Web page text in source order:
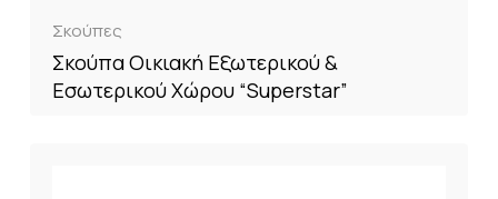
Σκούπες
Σκούπα Οικιακή Εξωτερικού &
Εσωτερικού Χώρου “Superstar”